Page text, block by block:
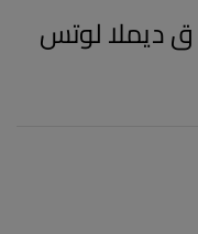
طقم عشاء بورسلين 36 ق ديملا لوتس